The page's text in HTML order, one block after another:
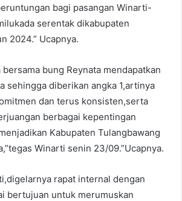
bagi pasangan Winarti-
serentak dikabupaten
2024.” Ucapnya.
bersama bung Reynata mendapatkan
sehingga diberikan angka 1,artinya
dan terus konsisten,serta
berbagai kepentingan
Kabupaten Tulangbawang
Winarti senin 23/09.”Ucapnya.
rapat internal dengan
bertujuan untuk merumuskan